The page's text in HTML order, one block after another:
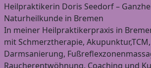
Heilpraktikerin Doris Seedorf –
Naturheilkunde in Bremen
In meiner Heilpraktikerpraxis in
mit Schmerztherapie,
Darmsanierung,
Raucherentwöhnung, Coaching und